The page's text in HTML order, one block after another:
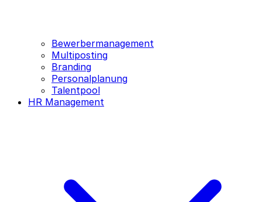
Bewerbermanagement
Multiposting
Branding
Personalplanung
Talentpool
HR Management